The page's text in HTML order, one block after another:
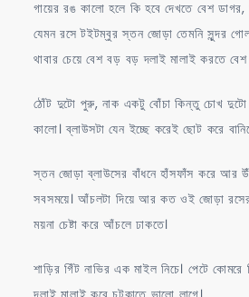
গায়ের রঙ কালো হলে কি হবে দেখতে বেশ
যেমন রসে টইটম্বুর স্তন জোড়া তেমনি সুন্দর
থাবার চেয়ে বেশ বড় বড় দলাই মালাই করতে বেশ
ঠোঁট দুটো পুরু, নাক একটু বোঁচা কিন্তু চোখ
কালো। ব্লাউসটা যেন ইচ্ছে করেই ছোট করে
স্তন জোড়া ব্লাউসের বাঁধনে হাঁসফাঁস করে আর
সবসময়ে। আঁচলটা দিয়ে আর কত ওই জোড়া রসের
ময়না চেষ্টা করে আঁচলে ঢাকতে।
শাড়ির গিঁট নাভির এক মাইল নিচে। পেটে